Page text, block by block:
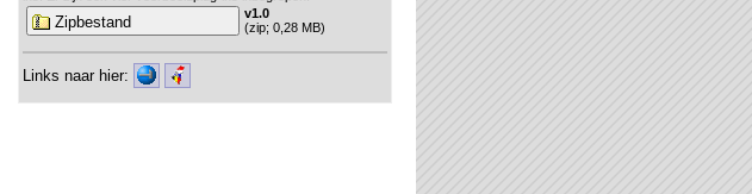
Zipbestand
v1.0
(zip; 0,28 MB)
Links naar hier: